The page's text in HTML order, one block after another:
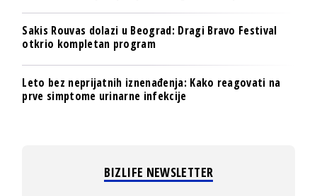
Sakis Rouvas dolazi u Beograd: Dragi Bravo Festival
otkrio kompletan program
Leto bez neprijatnih iznenađenja: Kako reagovati na
prve simptome urinarne infekcije
BIZLIFE NEWSLETTER